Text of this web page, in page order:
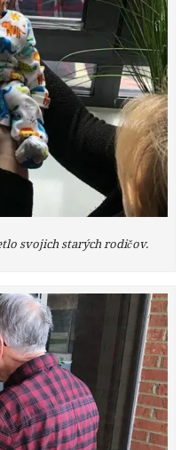
svojich starých rodičov.